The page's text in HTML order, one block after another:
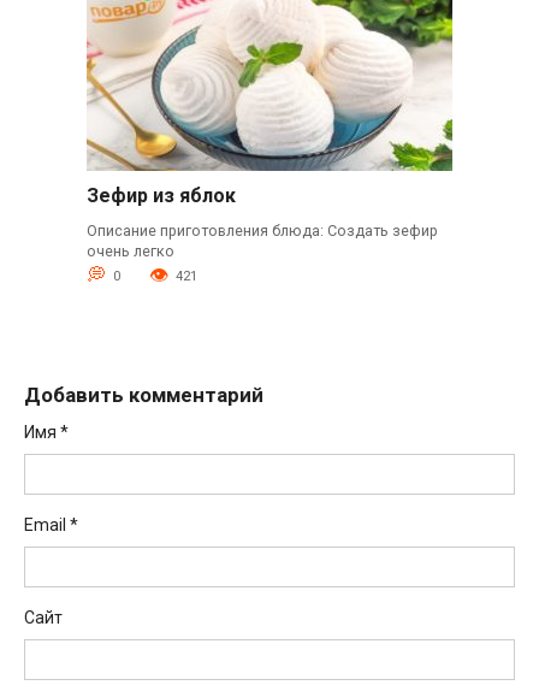
Зефир из яблок
Описание приготовления блюда: Создать зефир
очень легко
0 421
Добавить комментарий
Имя *
Email *
Сайт